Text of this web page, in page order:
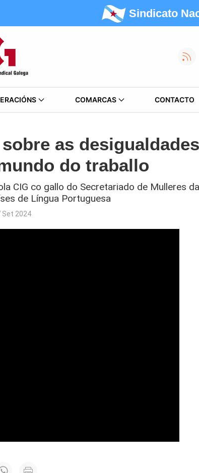
Sindicato
COMARCAS CONTACTO
as
do traballo
CIG co gallo do Secretariado de Mulleres
de Língua Portuguesa
Set 2024